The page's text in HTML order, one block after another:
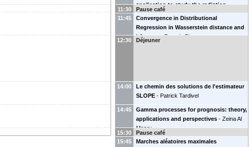
application to study the radiation
response of endothelial cells - Polina
Arsenteva
11:30
Pause café
11:45
Convergence in Distributional
Regression in Wasserstein distance and
L2-norm - Romain Pic
12:30 Déjeuner
14:00
Le chemin des solutions de l'estimateur
SLOPE - Patrick Tardivel
14:45
Gamma processes for prognosis: theory,
applications and perspectives - Zeina Al
Masry
15:30
Pause café
15:45
Marches aléatoires maximales